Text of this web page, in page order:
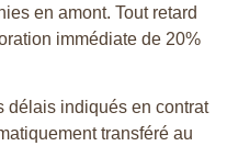
en amont. Tout retard
immédiate de 20%
délais indiqués en contrat
transféré au